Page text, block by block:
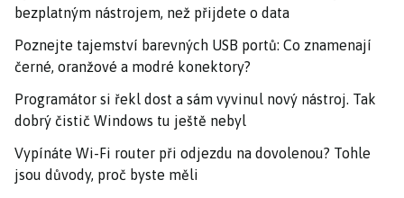
bezplatným nástrojem, než přijdete o data
Poznejte tajemství barevných USB portů: Co znamenají
černé, oranžové a modré konektory?
Programátor si řekl dost a sám vyvinul nový nástroj. Tak
dobrý čistič Windows tu ještě nebyl
Vypínáte Wi-Fi router při odjezdu na dovolenou? Tohle
jsou důvody, proč byste měli